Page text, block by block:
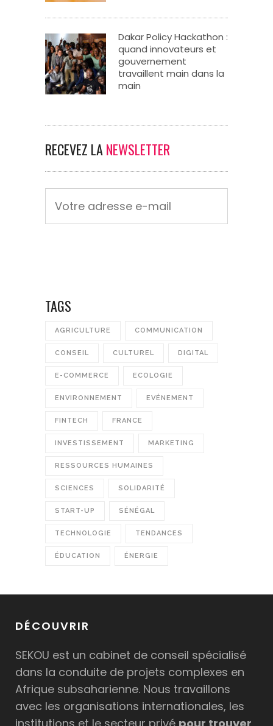
Dakar Policy Hackathon :
quand innovateurs et
gouvernement
travaillent main dans la
main
RECEVEZ LA NEWSLETTER
TAGS
AGRICULTURE COMMUNICATION
CONSEIL CULTUREL DIGITAL
E-COMMERCE ECOLOGIE
ENVIRONNEMENT EVÉNEMENT
FINTECH FRANCE
INVESTISSEMENT MARKETING
RESSOURCES HUMAINES
SCIENCES SOLIDARITÉ
START-UP SÉNÉGAL
TECHNOLOGIE TENDANCES
ÉDUCATION ÉNERGIE
DÉCOUVRIR
SEKOU est un cabinet de conseil spécialisé
dans la conduite de projets complexes en
Afrique subsaharienne. Nous travaillons
avec les organisations internationales, les